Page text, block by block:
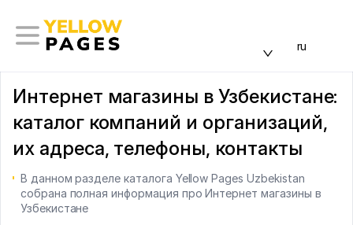
ru
Интернет магазины в Узбекистане:
каталог компаний и организаций,
их адреса, телефоны, контакты
В данном разделе каталога Yellow Pages Uzbekistan
собрана полная информация про Интернет магазины в
Узбекистане